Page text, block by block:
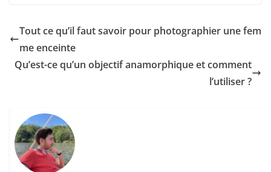
Tout ce qu’il faut savoir pour photographier une fem
me enceinte
Qu’est-ce qu’un objectif anamorphique et comment
l’utiliser ?